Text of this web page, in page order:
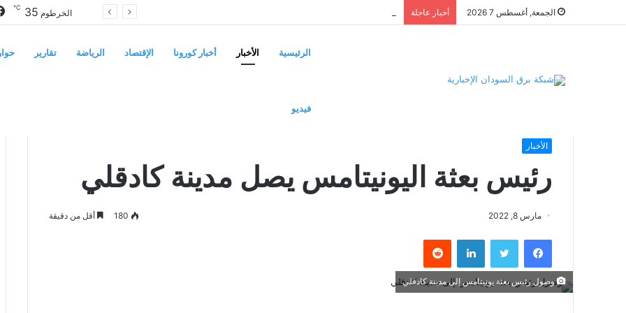
الجمعة, أغسطس 7 2026 أخبار عاجلة الخرطوم 35
℃
الرئيسية الأخبار أخبار كورونا الإقتصاد الرياضة تقارير
فيديو
الأخبار
رئيس بعثة اليونيتامس يصل مدينة كادقلي
مارس 8, 2022 180 أقل من دقيقة
فيسبوك تويتر لينكدإن
وصول رئيس بعثة يونيتامس إلى مدينة كادقلي